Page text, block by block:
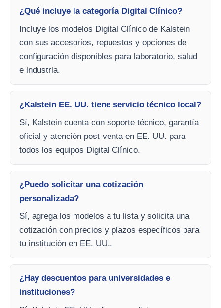
¿Qué incluye la categoría Digital Clínico?
Incluye los modelos Digital Clínico de Kalstein
con sus accesorios, repuestos y opciones de
configuración disponibles para laboratorio, salud
e industria.
¿Kalstein EE. UU. tiene servicio técnico local?
Sí, Kalstein cuenta con soporte técnico, garantía
oficial y atención post-venta en EE. UU. para
todos los equipos Digital Clínico.
¿Puedo solicitar una cotización
personalizada?
Sí, agrega los modelos a tu lista y solicita una
cotización con precios y plazos específicos para
tu institución en EE. UU..
¿Hay descuentos para universidades e
instituciones?